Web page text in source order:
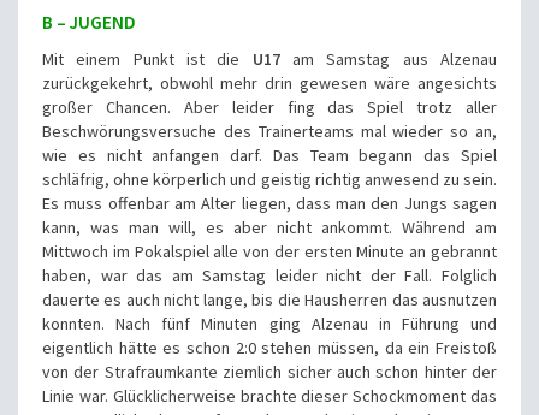
B – JUGEND
Mit einem Punkt ist die U17am Samstag aus Alzenau
zurückgekehrt, obwohl mehr drin gewesen wäre angesichts
großer Chancen. Aber leider fing das Spiel trotz aller
Beschwörungsversuche des Trainerteams mal wieder so an,
wie es nicht anfangen darf. Das Team begann das Spiel
schläfrig, ohne körperlich und geistig richtig anwesend zu sein.
Es muss offenbar am Alter liegen, dass man den Jungs sagen
kann, was man will, es aber nicht ankommt. Während am
Mittwoch im Pokalspiel alle von der ersten Minute an gebrannt
haben, war das am Samstag leider nicht der Fall. Folglich
dauerte es auch nicht lange, bis die Hausherren das ausnutzen
konnten. Nach fünf Minuten ging Alzenau in Führung und
eigentlich hätte es schon 2:0 stehen müssen, da ein Freistoß
von der Strafraumkante ziemlich sicher auch schon hinter der
Linie war. Glücklicherweise brachte dieser Schockmoment das